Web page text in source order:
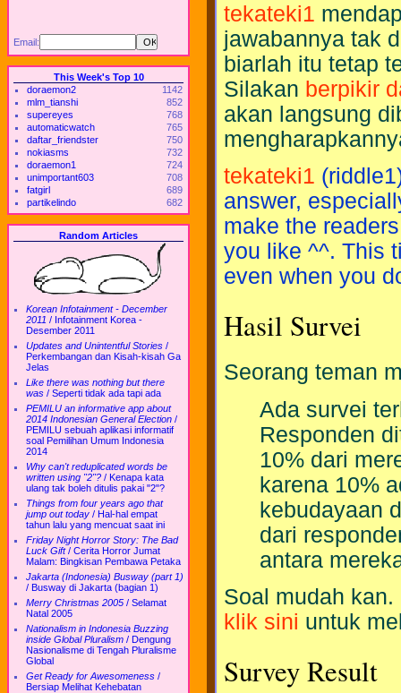
Email:
This Week's Top 10
doraemon2
1142
mlm_tianshi
852
supereyes
768
automaticwatch
765
daftar_friendster
750
nokiasms
732
doraemon1
724
unimportant603
708
fatgirl
689
partikelindo
682
Random Articles
Korean Infotainment - December
2011 / Infotainment Korea -
Desember 2011
Updates and Unintentful Stories /
Perkembangan dan Kisah-kisah Ga
Jelas
Like there was nothing but there
was / Seperti tidak ada tapi ada
PEMILU an informative app about
2014 Indonesian General Election /
PEMILU sebuah aplikasi informatif
soal Pemilihan Umum Indonesia
2014
Why can't reduplicated words be
written using "2"? / Kenapa kata
ulang tak boleh ditulis pakai "2"?
Things from four years ago that
jump out today / Hal-hal empat
tahun lalu yang mencuat saat ini
Friday Night Horror Story: The Bad
Luck Gift/ Cerita Horror Jumat
Malam: Bingkisan Pembawa Petaka
Jakarta (Indonesia) Busway (part 1)
/ Busway di Jakarta (bagian 1)
Merry Christmas 2005 / Selamat
Natal 2005
Nationalism in Indonesia Buzzing
inside Global Pluralism / Dengung
Nasionalisme di Tengah Pluralisme
Global
Get Ready for Awesomeness /
Bersiap Melihat Kehebatan
tekateki1
jawabannya tak
biarlah itu tetap
Silakan berpikir
akan langsung
tekateki1
answer,
make the
you like ^^. This
even when you
Hasil Survei
Seorang teman
Ada survei
Responden
10% dari
karena 10%
kebudayaan
dari
antara
Soal mudah
klik sini untuk
Survey Result